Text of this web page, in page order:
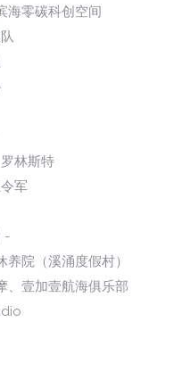
海零碳科创空间
林斯特
军
-
院（溪涌度假村）
、壹加壹航海俱乐部